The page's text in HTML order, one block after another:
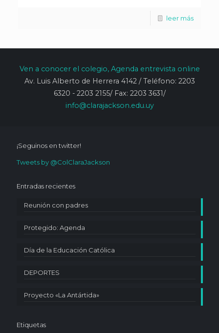
leer más
Ven a conocer el colegio, Agenda entrevista online
Av. Luis Alberto de Herrera 4142 / Teléfono: 2203
6320 - 2203 2155/ Fax: 2203 3631/
info@clarajackson.edu.uy
¡Seguinos en twitter!
Tweets by @ColClaraJackson
Entradas recientes
Reunión con padres
Protegido: Agenda
Día de la Educación Católica
DEPORTES
Proyecto «La Antártida»
Etiquetas